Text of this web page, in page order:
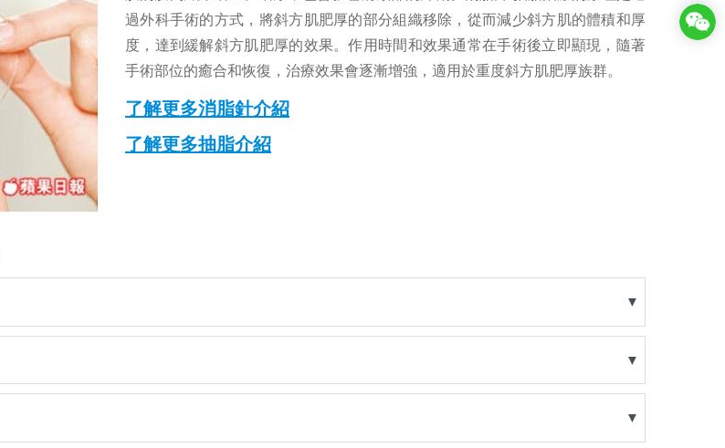
過外科手術的方式，將斜方肌肥厚的部分組織移除，從而減少斜方肌的體積和厚
度，達到緩解斜方肌肥厚的效果。作用時間和效果通常在手術後立即顯現，隨著
手術部位的癒合和恢復，治療效果會逐漸增強，適用於重度斜方肌肥厚族群。
了解更多消脂針介紹
了解更多抽脂介紹
▼
▼
▼